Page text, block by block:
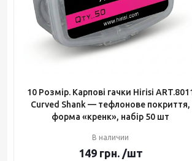
10 Розмір. Карпові гачки Hirisi
Curved Shank — тефлонове покриття,
форма «кренк», набір 50 шт
В наличии
149 грн. /шт